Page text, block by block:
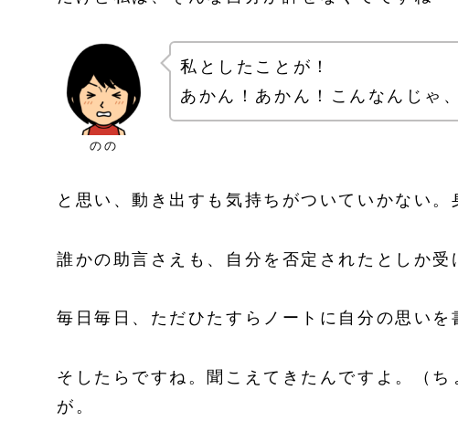
のの
私としたことが！
あかん！あかん！こんなんじゃ
と思い、動き出すも気持ちがついていかない
誰かの助言さえも、自分を否定されたとしか受
毎日毎日、ただひたすらノートに自分の思いを
そしたらですね。聞こえてきたんですよ。（
が。